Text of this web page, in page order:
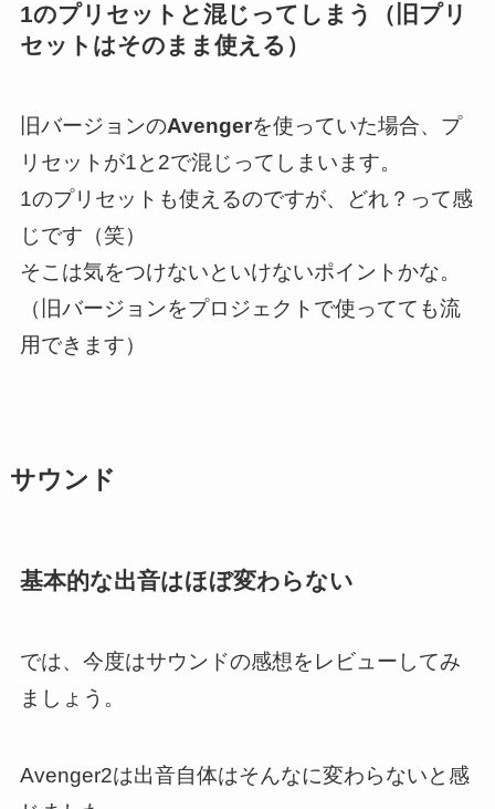
1のプリセットと混じってしまう（旧プリ
セットはそのまま使える）
旧バージョンのAvengerを使っていた場合、プ
リセットが1と2で混じってしまいます。
1のプリセットも使えるのですが、どれ？って感
じです（笑）
そこは気をつけないといけないポイントかな。
（旧バージョンをプロジェクトで使ってても流
用できます）
サウンド
基本的な出音はほぼ変わらない
では、今度はサウンドの感想をレビューしてみ
ましょう。
Avenger2は出音自体はそんなに変わらないと感